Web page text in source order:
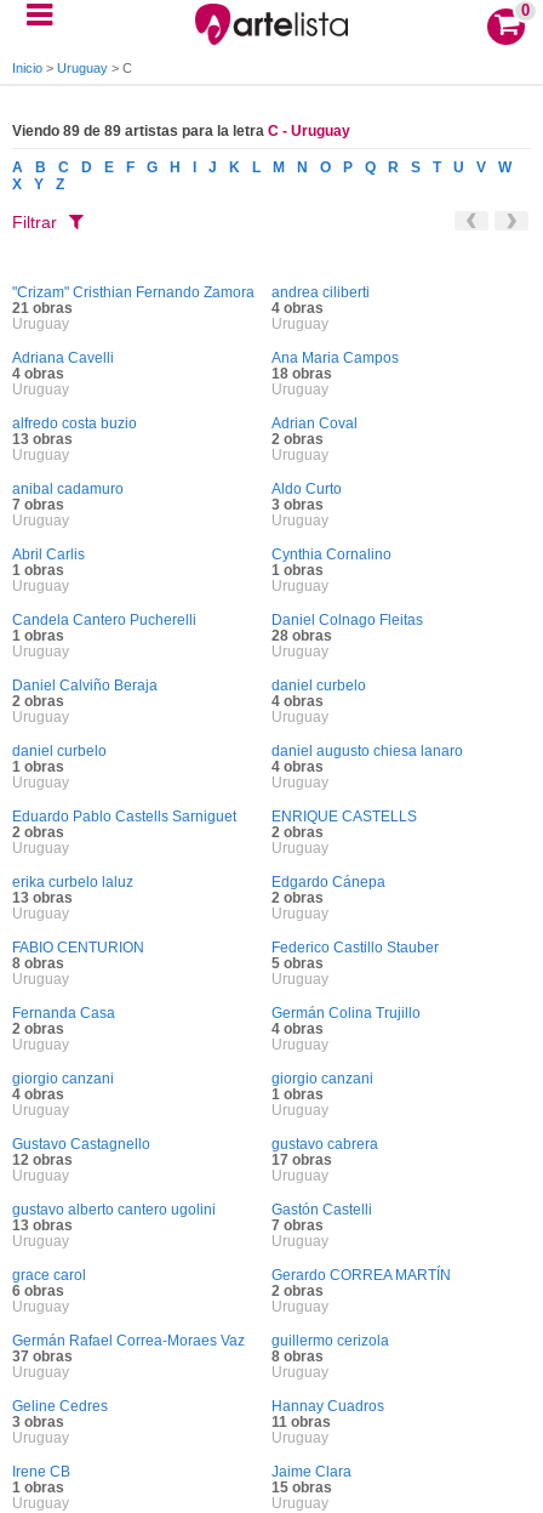
0
Inicio > Uruguay > C
Viendo 89 de 89 artistas para la letra C - Uruguay
A B C D E F G H J K L M N O P Q R S T U V
W
X
Y Z
Filtrar
"Crizam" Cristhian Fernando Zamora
21 obras
Uruguay
andrea ciliberti
4 obras
Uruguay
Adriana Cavelli
4 obras
Uruguay
Ana Maria Campos
18 obras
Uruguay
alfredo costa buzio
13 obras
Uruguay
Adrian Coval
2 obras
Uruguay
anibal cadamuro
7 obras
Uruguay
Aldo Curto
3 obras
Uruguay
Abril Carlis
1 obras
Uruguay
Cynthia Cornalino
1 obras
Uruguay
Candela Cantero Pucherelli
1 obras
Uruguay
Daniel Colnago Fleitas
28 obras
Uruguay
Daniel Calviño Beraja
2 obras
Uruguay
daniel curbelo
4 obras
Uruguay
daniel curbelo
1 obras
Uruguay
daniel augusto chiesa lanaro
4 obras
Uruguay
Eduardo Pablo Castells Sarniguet
2 obras
Uruguay
ENRIQUE CASTELLS
2 obras
Uruguay
erika curbelo laluz
13 obras
Uruguay
Edgardo Cánepa
2 obras
Uruguay
FABIO CENTURION
8 obras
Uruguay
Federico Castillo Stauber
5 obras
Uruguay
Fernanda Casa
2 obras
Uruguay
Germán Colina Trujillo
4 obras
Uruguay
giorgio canzani
4 obras
Uruguay
giorgio canzani
1 obras
Uruguay
Gustavo Castagnello
12 obras
Uruguay
gustavo cabrera
17 obras
Uruguay
gustavo alberto cantero ugolini
13 obras
Uruguay
Gastón Castelli
7 obras
Uruguay
grace carol
6 obras
Uruguay
Gerardo CORREA MARTÍN
2 obras
Uruguay
Germán Rafael Correa-Moraes Vaz
37 obras
Uruguay
guillermo cerizola
8 obras
Uruguay
Geline Cedres
3 obras
Uruguay
Hannay Cuadros
11 obras
Uruguay
Irene CB
1 obras
Uruguay
Jaime Clara
15 obras
Uruguay